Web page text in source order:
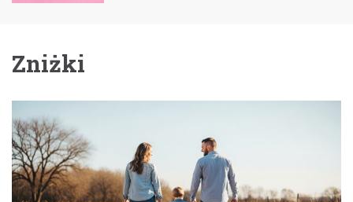
Zniżki